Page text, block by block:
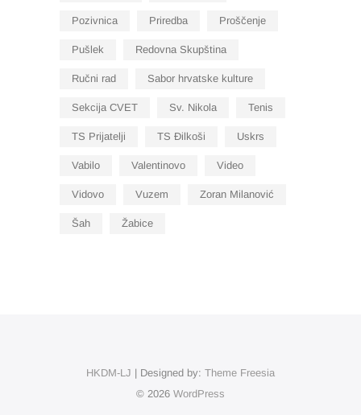
Pozivnica Priredba Proščenje
Pušlek Redovna Skupština
Ručni rad Sabor hrvatske kulture
Sekcija CVET Sv. Nikola Tenis
TS Prijatelji TS Đilkoši Uskrs
Vabilo Valentinovo Video
Vidovo Vuzem Zoran Milanović
Šah Žabice
HKDM-LJ | Designed by: Theme Freesia
© 2026 WordPress